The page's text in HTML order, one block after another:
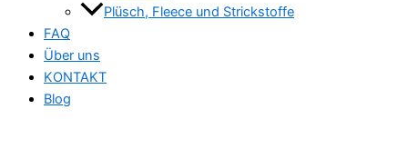
Plüsch, Fleece und Strickstoffe
FAQ
Über uns
KONTAKT
Blog